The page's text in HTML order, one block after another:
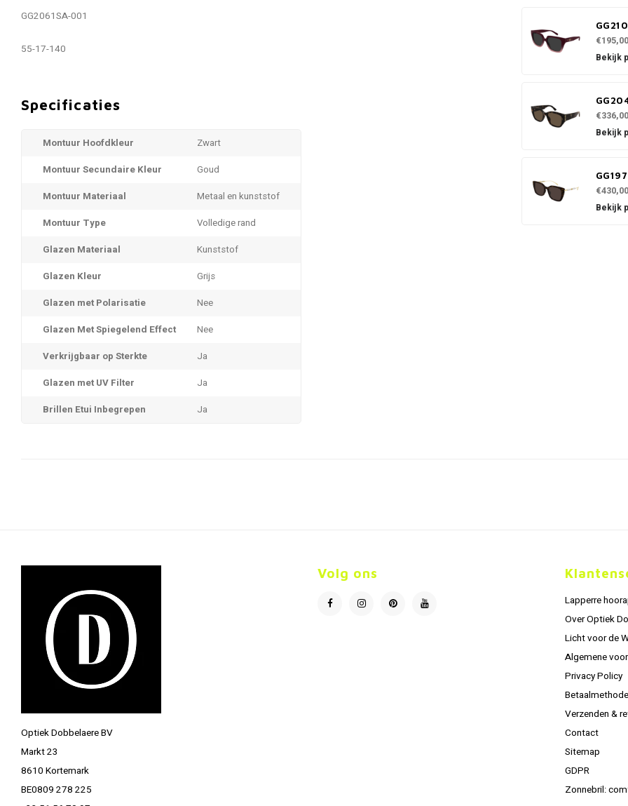
GG2061SA-001
55-17-140
Specificaties
Montuur Hoofdkleur
Zwart
Montuur Secundaire Kleur
Goud
Montuur Materiaal
Metaal en kunststof
Montuur Type
Volledige rand
Glazen Materiaal
Kunststof
Glazen Kleur
Grijs
Glazen met Polarisatie
Nee
Glazen Met Spiegelend Effect
Nee
Verkrijgbaar op Sterkte
Ja
Glazen met UV Filter
Ja
Brillen Etui Inbegrepen
Ja
€195,00
Bekijk
€336,00
Bekijk
€430,00
Bekijk
Optiek Dobbelaere BV
Markt 23
8610 Kortemark
BE0809 278 225
Volg ons
Lapperre
Over Optiek
Licht voor de
Algemene
Privacy Policy
Verzenden &
Contact
Sitemap
GDPR
Zonnebril: